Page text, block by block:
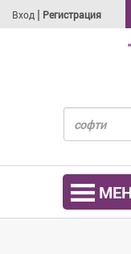
Вход | Регистрация